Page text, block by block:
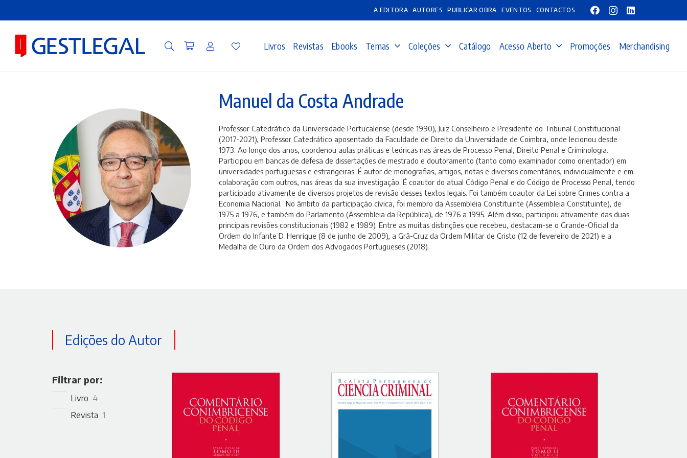
A EDITORA AUTORES PUBLICAR OBRA EVENTOS CONTACTOS
Livros Revistas Ebooks Temas Coleções Catálogo Acesso Aberto Promoções Merchandising
Manuel da Costa Andrade
Professor Catedrático da Universidade Portucalense (desde 1990), Juiz Conselheiro e Presidente do Tribunal Constitucional
(2017-2021), Professor Catedrático aposentado da Faculdade de Direito da Universidade de Coimbra, onde lecionou desde
1973. Ao longo dos anos, coordenou aulas práticas e teóricas nas áreas de Processo Penal, Direito Penal e Criminologia.
Participou em bancas de defesa de dissertações de mestrado e doutoramento (tanto como examinador como orientador) em
universidades portuguesas e estrangeiras. É autor de monografias, artigos, notas e diversos comentários, individualmente e em
colaboração com outros, nas áreas da sua investigação. É coautor do atual Código Penal e do Código de Processo Penal, tendo
participado ativamente de diversos projetos de revisão desses textos legais. Foi também coautor da Lei sobre Crimes contra a
Economia Nacional. No âmbito da participação cívica, foi membro da Assembleia Constituinte (Assembleia Constituinte), de
1975 a 1976, e também do Parlamento (Assembleia da República), de 1976 a 1995. Além disso, participou ativamente das duas
principais revisões constitucionais (1982 e 1989). Entre as muitas distinções que recebeu, destacam-se o Grande-Oficial da
Ordem do Infante D. Henrique (8 de junho de 2009), a Grã-Cruz da Ordem Militar de Cristo (12 de fevereiro de 2021) e a
Medalha de Ouro da Ordem dos Advogados Portugueses (2018).
Edições do Autor
Filtrar por:
Livro 4
Revista 1